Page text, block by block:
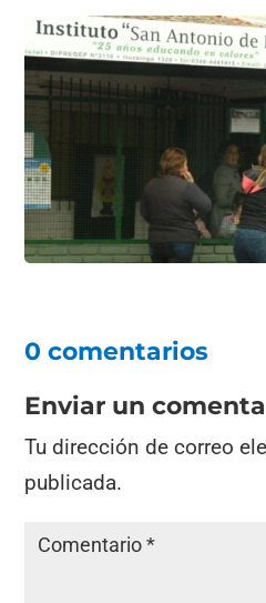
0 comentarios
Enviar un
Tu dirección de correo
publicada.